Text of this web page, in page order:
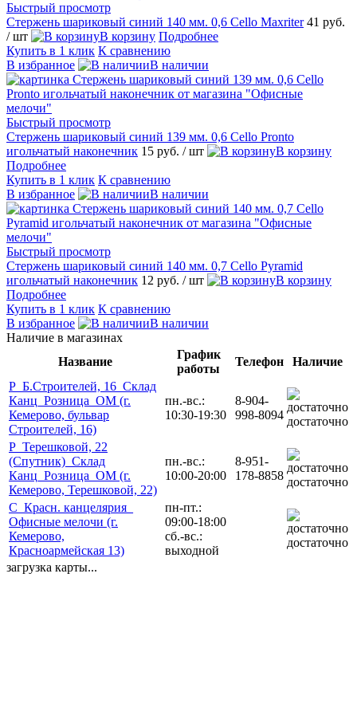
Быстрый просмотр
Стержень шариковый синий 140 мм. 0,6 Cello Maxriter 41 руб.
/ шт
В корзину Подробнее
Купить в 1 клик К сравнению
В избранное
В наличии
Быстрый просмотр
Стержень шариковый синий 139 мм. 0,6 Cello Pronto
игольчатый наконечник 15 руб. / шт
В корзину
Подробнее
Купить в 1 клик К сравнению
В избранное
В наличии
Быстрый просмотр
Стержень шариковый синий 140 мм. 0,7 Cello Pyramid
игольчатый наконечник 12 руб. / шт
В корзину
Подробнее
Купить в 1 клик К сравнению
В избранное
В наличии
Наличие в магазинах
Название
График
работы
Телефон
Наличие
Р_Б.Строителей, 16_Склад
Канц_Розница_ОМ (г.
Кемерово, бульвар
Строителей, 16)
пн.-вс.:
10:30-19:30
8-904-
998-8094 достаточно
Р_Терешковой, 22
(Спутник)_Склад
Канц_Розница_ОМ (г.
Кемерово, Терешковой, 22)
пн.-вс.:
10:00-20:00
8-951-
178-8858 достаточно
С_Красн. канцелярия_
Офисные мелочи (г.
Кемерово,
Красноармейская 13)
пн-пт.:
09:00-18:00
сб.-вс.:
выходной
достаточно
загрузка карты...